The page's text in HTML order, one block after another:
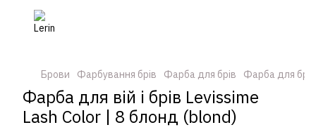
Брови Фарбування брів Фарба для брів Фарба для
Фарба для вій і брів Levissime
Lash Color | 8 блонд (blond)